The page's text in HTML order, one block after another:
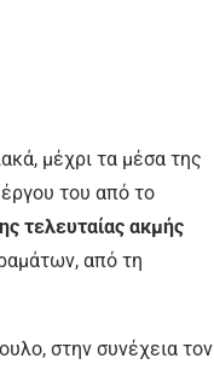
μέχρι τα μέσα της
του από το
τελευταίας ακμής
από τη
στην συνέχεια τον